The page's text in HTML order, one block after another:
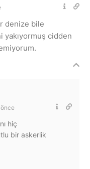
denize bile
cidden
önce
hiç
bir askerlik